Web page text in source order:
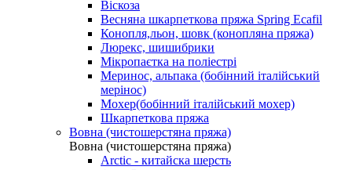
Віскоза
Весняна шкарпеткова пряжа Spring Ecafil
Конопля,льон, шовк (конопляна пряжа)
Люрекс, шишибрики
Мікропаєтка на поліестрі
Меринос, альпака (бобінний італійський
мерінос)
Мохер(бобінний італійський мохер)
Шкарпеткова пряжа
Вовна (чистошерстяна пряжа)
Вовна (чистошерстяна пряжа)
Arctic - китайска шерсть